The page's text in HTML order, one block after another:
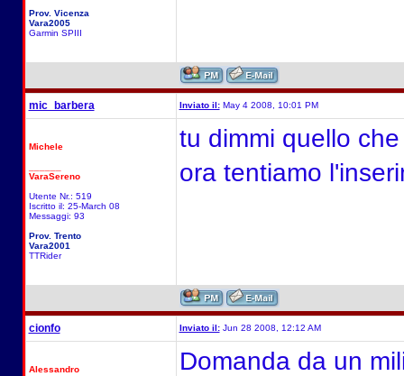
Prov. Vicenza
Vara2005
Garmin SPIII
mic_barbera Inviato il:May 4 2008, 10:01 PM
Michele
VaraSereno
Utente Nr.: 519
Iscritto il: 25-March 08
Messaggi: 93
Prov. Trento
Vara2001
TTRider
tu dimmi quello
ora tentiamo
cionfo Inviato il:Jun 28 2008, 12:12 AM
Alessandro
Domanda da un